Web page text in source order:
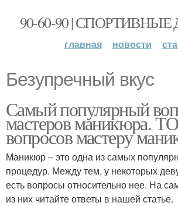
90-60-90 |
главная новости
Безупречный вкус
Самый популярный
мастеров маникюра.
вопросов мастеру
Маникюр – это одна из самых
процедур. Между тем, у некоторых
есть вопросы относительно нее. На
из них читайте ответы в нашей статье.